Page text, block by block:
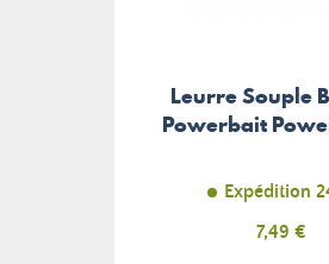
Leurre Souple
Powerbait
Expédition
Prix
7,49 €